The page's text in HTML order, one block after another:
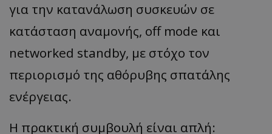
για την κατανάλωση συσκευών σε
κατάσταση αναμονής, off mode και
networked standby, με στόχο τον
περιορισμό της αθόρυβης σπατάλης
ενέργειας.
Η πρακτική συμβουλή είναι απλή: